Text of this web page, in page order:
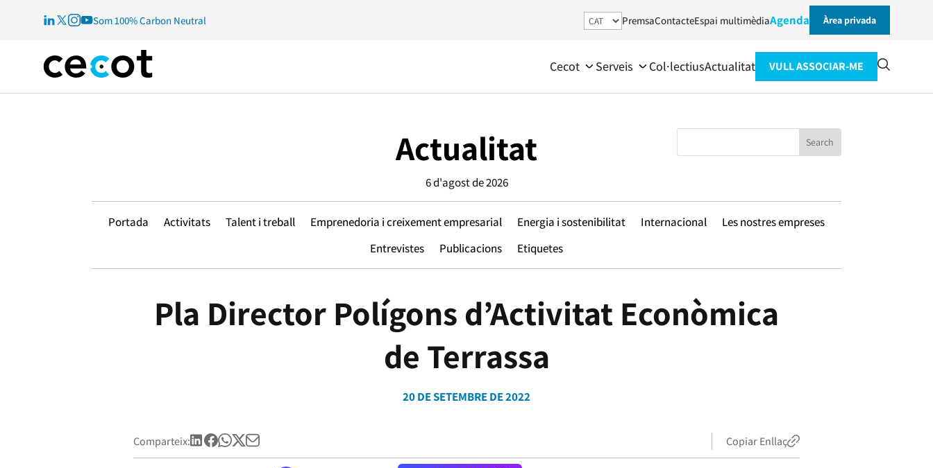
Som 100% Carbon Neutral PremsaContacteEspai multimèdiaAgenda Àrea privada
Cecot Serveis Col·lectiusActualitat VULL ASSOCIAR-ME
Actualitat
6 d'agost de 2026
Portada Activitats Talent i treball Emprenedoria i creixement empresarial Energia i sostenibilitat Internacional
Les nostres empreses
Entrevistes
Publicacions Etiquetes
Pla Director Polígons d’Activitat Econòmica
de Terrassa
20 DE SETEMBRE DE 2022
Comparteix: Copiar Enllaç